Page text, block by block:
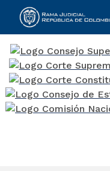
Rama Judicial